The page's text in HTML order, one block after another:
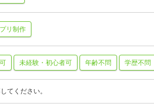
リ制作
未経験・初心者可 年齢不問 学歴不問
てください。